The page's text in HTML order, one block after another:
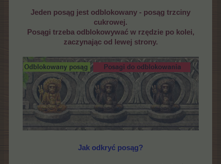
Jeden posąg jest odblokowany - posąg trzciny
cukrowej.
Posągi trzeba odblokowywać w rzędzie po kolei,
zaczynając od lewej strony.
Jak odkryć posąg?